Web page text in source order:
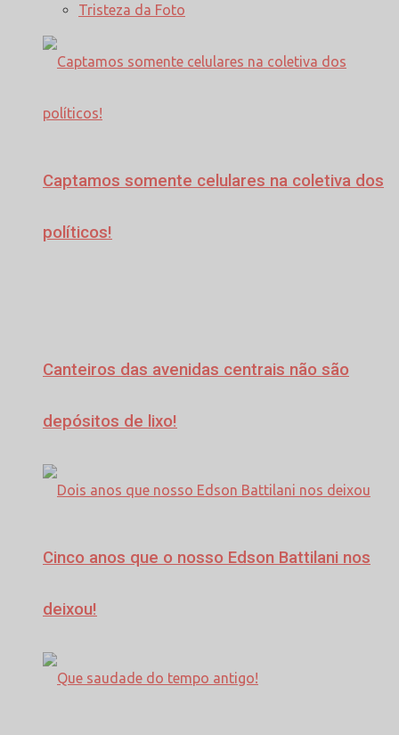
Tristeza da Foto
Captamos somente celulares na coletiva dos
políticos!
Canteiros das avenidas centrais não são
depósitos de lixo!
Cinco anos que o nosso Edson Battilani nos
deixou!